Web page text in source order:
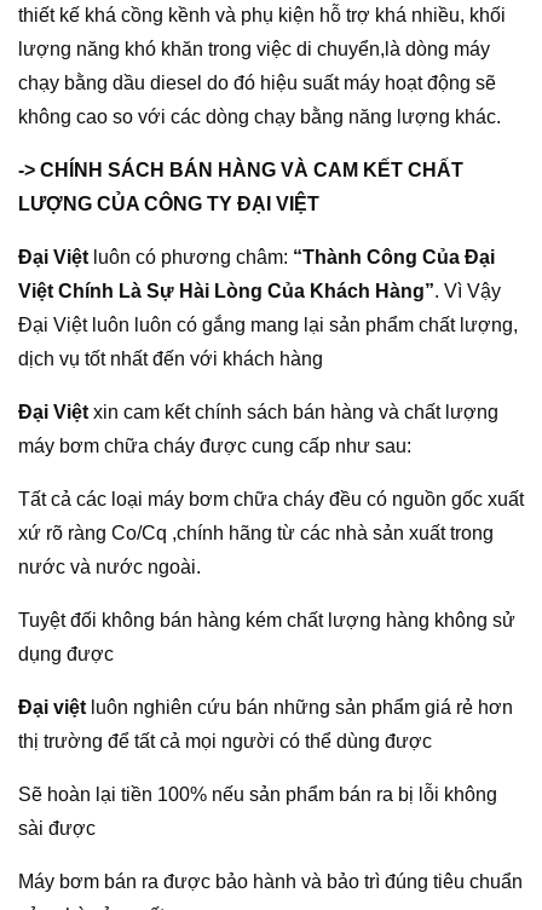
thiết kế khá cồng kềnh và phụ kiện hỗ trợ khá nhiều, khối
lượng năng khó khăn trong việc di chuyển,là dòng máy
chạy bằng dầu diesel do đó hiệu suất máy hoạt động sẽ
không cao so với các dòng chạy bằng năng lượng khác.
-> CHÍNH SÁCH BÁN HÀNG VÀ CAM KẾT CHẤT
LƯỢNG CỦA CÔNG TY ĐẠI VIỆT
Đại Việt luôn có phương châm: “Thành Công Của Đại
Việt Chính Là Sự Hài Lòng Của Khách Hàng”. Vì Vậy
Đại Việt luôn luôn có gắng mang lại sản phẩm chất lượng,
dịch vụ tốt nhất đến với khách hàng
Đại Việt xin cam kết chính sách bán hàng và chất lượng
máy bơm chữa cháy được cung cấp như sau:
Tất cả các loại máy bơm chữa cháy đều có nguồn gốc xuất
xứ rõ ràng Co/Cq ,chính hãng từ các nhà sản xuất trong
nước và nước ngoài.
Tuyệt đối không bán hàng kém chất lượng hàng không sử
dụng được
Đại việt luôn nghiên cứu bán những sản phẩm giá rẻ hơn
thị trường để tất cả mọi người có thể dùng được
Sẽ hoàn lại tiền 100% nếu sản phẩm bán ra bị lỗi không
sài được
Máy bơm bán ra được bảo hành và bảo trì đúng tiêu chuẩn